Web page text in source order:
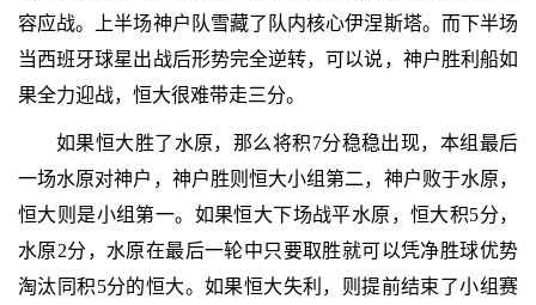
容应战。上半场神户队雪藏了队内核心伊涅斯塔。而下半场
当西班牙球星出战后形势完全逆转，可以说，神户胜利船如
果全力迎战，恒大很难带走三分。
如果恒大胜了水原，那么将积7分稳稳出现，本组最后
一场水原对神户，神户胜则恒大小组第二，神户败于水原，
恒大则是小组第一。如果恒大下场战平水原，恒大积5分，
水原2分，水原在最后一轮中只要取胜就可以凭净胜球优势
淘汰同积5分的恒大。如果恒大失利，则提前结束了小组赛